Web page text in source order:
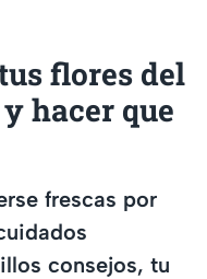
flores del
hacer que
frescas por
consejos, tu